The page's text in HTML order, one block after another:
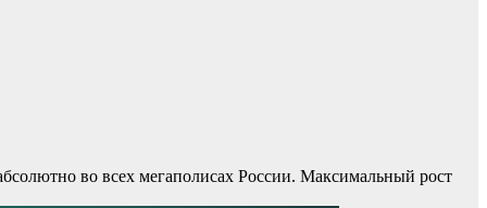
во всех мегаполисах России. Максимальный рост